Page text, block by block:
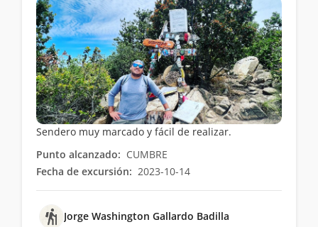
Sendero muy marcado y fácil de realizar.
Punto alcanzado: CUMBRE
Fecha de excursión: 2023-10-14
Jorge Washington Gallardo Badilla